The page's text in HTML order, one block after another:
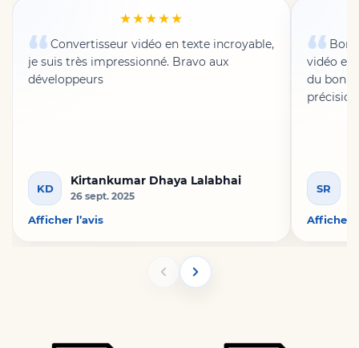
★★★★★
Convertisseur vidéo en texte incroyable,
je suis très impressionné. Bravo aux
développeurs
KD
Kirtankumar Dhaya Lalabhai
26 sept. 2025
Afficher l’avis
Bon
vidéo en
du bon
SR
Afficher